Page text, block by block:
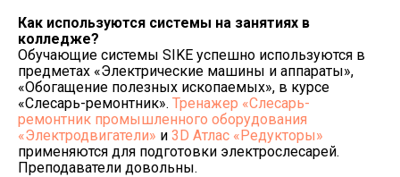
Как используются системы на занятиях в
колледже?
Обучающие системы SIKE успешно используются в
предметах «Электрические машины и аппараты»,
«Обогащение полезных ископаемых», в курсе
«Слесарь-ремонтник». Тренажер «Слесарь-
ремонтник промышленного оборудования
«Электродвигатели» и 3D Атлас «Редукторы»
применяются для подготовки электрослесарей.
Преподаватели довольны.